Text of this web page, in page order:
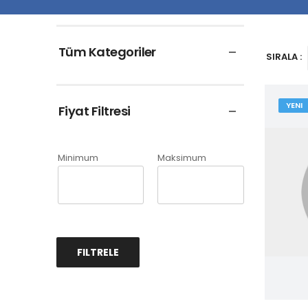
Tüm Kategoriler
Fiyat Filtresi
Minimum Maksimum
FILTRELE
SIRALA :
YENI